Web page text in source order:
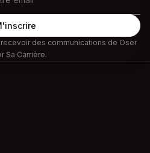
des communications de Oser
Sa Carrière.